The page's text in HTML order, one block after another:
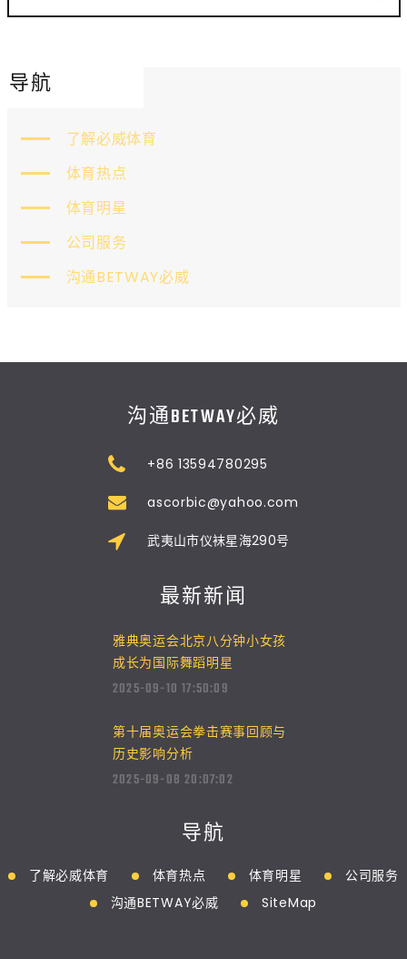
导航
了解必威体育
体育热点
体育明星
公司服务
沟通BETWAY必威
沟通BETWAY必威
+86 13594780295
ascorbic@yahoo.com
武夷山市仪袜星海290号
最新新闻
雅典奥运会北京八分钟小女孩
成长为国际舞蹈明星
2025-09-10 17:50:09
第十届奥运会拳击赛事回顾与
历史影响分析
2025-09-08 20:07:02
导航
了解必威体育 体育热点 体育明星
公司服务
沟通BETWAY必威
SiteMap